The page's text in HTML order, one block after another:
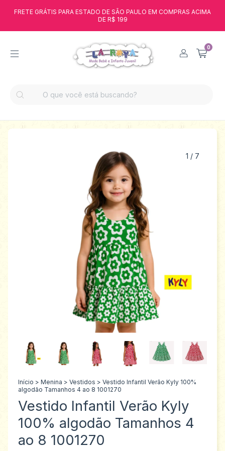
FRETE GRÁTIS PARA ESTADO DE SÃO PAULO EM COMPRAS ACIMA
DE R$ 199
0
1 / 7
Início > Menina > Vestidos > Vestido Infantil Verão Kyly 100%
algodão Tamanhos 4 ao 8 1001270
Vestido Infantil Verão Kyly
100% algodão Tamanhos 4
ao 8 1001270